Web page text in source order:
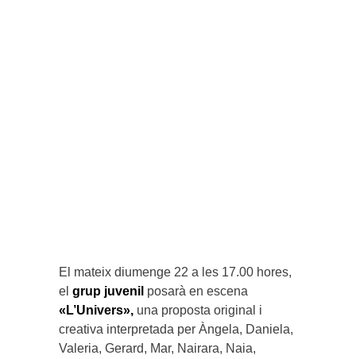
El mateix diumenge 22 a les 17.00 hores,
el grup juvenil posarà en escena
«L’Univers», una proposta original i
creativa interpretada per Àngela, Daniela,
Valeria, Gerard, Mar, Nairara, Naia,